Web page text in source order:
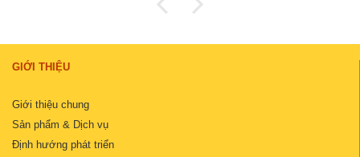
GIỚI THIỆU
Giới thiệu chung
Sản phẩm & Dịch vụ
Định hướng phát triển